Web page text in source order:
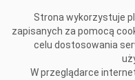
Strona wykorzystuje
zapisanych za pomocą
celu dostosowania
W przeglądarce